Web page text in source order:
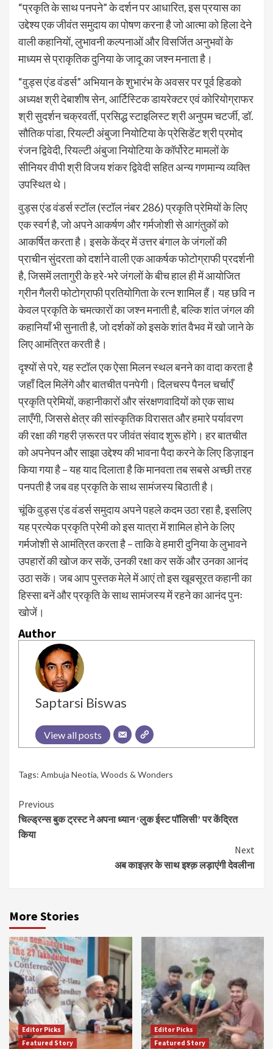
“प्रकृति के साथ पनपने” के दर्शन पर आधारित, इस प्रयास का
उद्देश्य एक जीवंत समुदाय का पोषण करना है जो आत्मा को हिला देने
वाली कहानियों, लुभावनी कल्पनाओं और विसर्जित अनुभवों के
माध्यम से प्राकृतिक दुनिया के जादू का जश्न मनाता है।
“वुड्स एंड वंडर्स” अभियान के शुभारंभ के अवसर पर पूर्व हिडको
अध्यक्ष श्री देबाशीष सेन, आर्टिस्टिक डायरेक्टर एवं कोरियोग्राफर
श्री सुदर्शन चक्रवर्ती, प्रसिद्ध स्टाइलिस्ट श्री अनुपम चटर्जी, डॉ.
सौतिक पांडा, रियल्टी अंबुजा नियोटिया के प्रेसिडेंट श्री प्रमोद
रंजन द्विवेदी, रियल्टी अंबुजा नियोटिया के कॉर्पोरेट मामलों के
सीनियर वीपी श्री विजय शंकर द्विवेदी सहित अन्य गणमान्य व्यक्ति
उपस्थित थे।
वुड्स एंड वंडर्स स्टॉल (स्टॉल नंबर 286) प्रकृति प्रेमियों के लिए
एक स्वर्ग है, जो अपने आकर्षण और गर्मजोशी से आगंतुकों को
आकर्षित करता है। इसके केंद्र में उत्तर बंगाल के जंगलों की
प्राचीन सुंदरता को दर्शाने वाली एक आकर्षक फोटोग्राफी प्रदर्शनी
है, जिसमें लतागुरी के हरे-भरे जंगलों के बीच हाल ही में आयोजित
ग्रीन गैलरी फोटोग्राफी प्रतियोगिता के रत्न शामिल हैं। यह छवि न
केवल प्रकृति के चमत्कारों का जश्न मनाती है, बल्कि शांत जंगल की
कहानियाँ भी सुनाती है, जो दर्शकों को इसके शांत वैभव में खो जाने के
लिए आमंत्रित करती है।
दृश्यों से परे, यह स्टॉल एक ऐसा मिलन स्थल बनने का वादा करता है
जहाँ दिल मिलेंगे और बातचीत पनपेगी। दिलचस्प पैनल चर्चाएँ
प्रकृति प्रेमियों, कहानीकारों और संरक्षणवादियों को एक साथ
लाएँगी, जिससे क्षेत्र की सांस्कृतिक विरासत और हमारे पर्यावरण
की रक्षा की गहरी ज़रूरत पर जीवंत संवाद शुरू होंगे। हर बातचीत
को अपनेपन और साझा उद्देश्य की भावना पैदा करने के लिए डिज़ाइन
किया गया है – यह याद दिलाता है कि मानवता तब सबसे अच्छी तरह
पनपती है जब वह प्रकृति के साथ सामंजस्य बिठाती है।
चूंकि वुड्स एंड वंडर्स समुदाय अपने पहले कदम उठा रहा है, इसलिए
यह प्रत्येक प्रकृति प्रेमी को इस यात्रा में शामिल होने के लिए
गर्मजोशी से आमंत्रित करता है – ताकि वे हमारी दुनिया के लुभावने
उपहारों की खोज कर सकें, उनकी रक्षा कर सकें और उनका आनंद
उठा सकें। जब आप पुस्तक मेले में आएं तो इस खूबसूरत कहानी का
हिस्सा बनें और प्रकृति के साथ सामंजस्य में रहने का आनंद पुनः
खोजें।
Author
Saptarsi Biswas
View all posts
Tags: Ambuja Neotia, Woods & Wonders
Continue
Reading
Previous
चिल्ड्रन्स बुक ट्रस्ट ने अपना ध्यान ‘लुक ईस्ट पॉलिसी’ पर केंद्रित
किया
Next
अब काइज़र के साथ इश्क़ लड़ाएंगी देवलीना
More Stories
Editor Picks
Featured Story
Editor Picks
Featured Story